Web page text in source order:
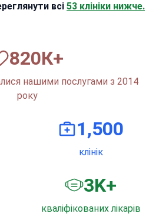
всі 53 клініки нижче.
820К+
нашими послугами з 2014
року
1,500
клінік
3K+
кваліфікованих лікарів